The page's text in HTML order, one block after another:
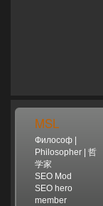
MSL
Философ |
Philosopher | 哲
学家
SEO Mod
SEO hero
member